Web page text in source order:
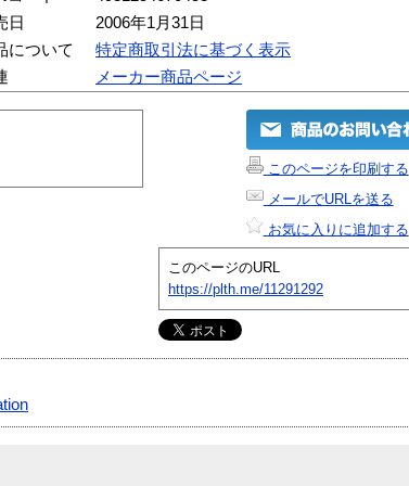
日
2006年1月31日
について
特定商取引法に基づく表示
メーカー商品ページ
このページを印刷する
メールでURLを送る
お気に入りに追加する
このページのURL
https://plth.me/11291292